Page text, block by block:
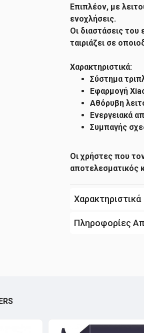
Επιπλέον, με
ενοχλήσεις.
Οι διαστάσεις του
ταιριάζει σε
Χαρακτηριστικά:
Σύστημα
Εφαρμογή
Αθόρυβη
Ενεργειακά
Συμπαγής
Οι χρήστες που
αποτελεσματικός
Χαρακτηριστικά
Πληροφορίες